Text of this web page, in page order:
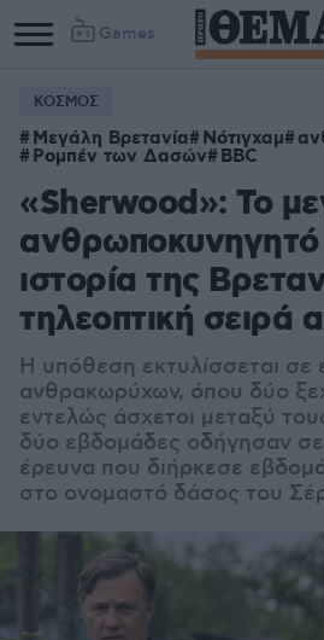
Games
ΚΟΣΜΟΣ
Μεγάλη Βρετανία Νότιγχαμ
Ρομπέν των Δασών BBC
«Sherwood»: Το
ιστορία της
τηλεοπτική σειρά
Η υπόθεση εκτυλίσσεται σε
ανθρακωρύχων, όπου δύο
εντελώς άσχετοι μεταξύ
δύο εβδομάδες οδήγησαν σε
έρευνα που διήρκεσε
στο ονομαστό δάσος του